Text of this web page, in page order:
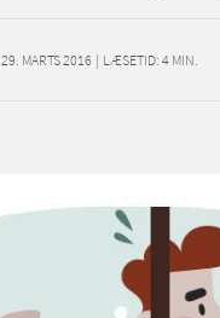
29. MARTS 2016 | LÆSETID: 4 MIN.